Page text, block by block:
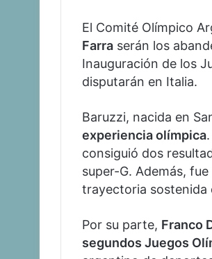
El Comité Olímpico
Farra serán los
Inauguración de los
disputarán en Italia.
Baruzzi, nacida en
experiencia olímpica
consiguió dos
super-G. Además,
trayectoria sostenida
Por su parte, Franco
segundos Juegos